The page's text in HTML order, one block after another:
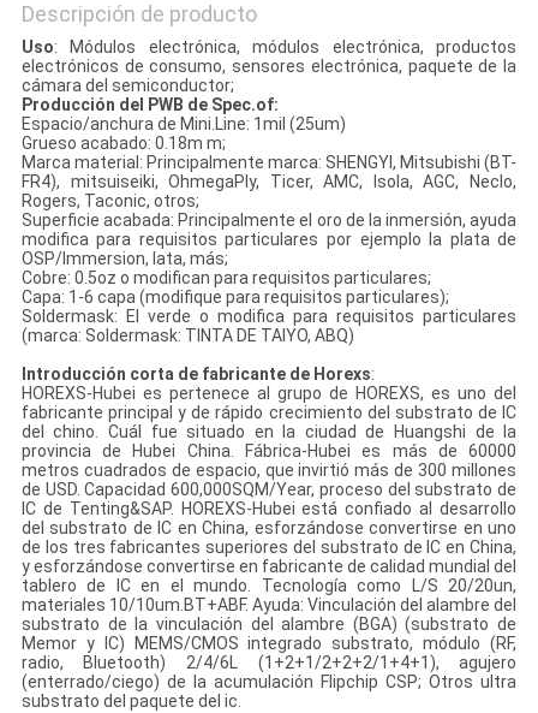
Descripción de producto
Uso: Módulos electrónica, módulos electrónica, productos
electrónicos de consumo, sensores electrónica, paquete de la
cámara del semiconductor;
Producción del PWB de Spec.of:
Espacio/anchura de Mini.Line: 1mil (25um)
Grueso acabado: 0.18m m;
Marca material: Principalmente marca: SHENGYI, Mitsubishi (BT-
FR4), mitsuiseiki, OhmegaPly, Ticer, AMC, Isola, AGC, Neclo,
Rogers, Taconic, otros;
Superficie acabada: Principalmente el oro de la inmersión, ayuda
modifica para requisitos particulares por ejemplo la plata de
OSP/Immersion, lata, más;
Cobre: 0.5oz o modifican para requisitos particulares;
Capa: 1-6 capa (modifique para requisitos particulares);
Soldermask: El verde o modifica para requisitos particulares
(marca: Soldermask: TINTA DE TAIYO, ABQ)
Introducción corta de fabricante de Horexs:
HOREXS-Hubei es pertenece al grupo de HOREXS, es uno del
fabricante principal y de rápido crecimiento del substrato de IC
del chino. Cuál fue situado en la ciudad de Huangshi de la
provincia de Hubei China. Fábrica-Hubei es más de 60000
metros cuadrados de espacio, que invirtió más de 300 millones
de USD. Capacidad 600,000SQM/Year, proceso del substrato de
IC de Tenting&SAP. HOREXS-Hubei está confiado al desarrollo
del substrato de IC en China, esforzándose convertirse en uno
de los tres fabricantes superiores del substrato de IC en China,
y esforzándose convertirse en fabricante de calidad mundial del
tablero de IC en el mundo. Tecnología como L/S 20/20un,
materiales 10/10um.BT+ABF. Ayuda: Vinculación del alambre del
substrato de la vinculación del alambre (BGA) (substrato de
Memor y IC) MEMS/CMOS integrado substrato, módulo (RF,
radio, Bluetooth) 2/4/6L (1+2+1/2+2+2/1+4+1), agujero
(enterrado/ciego) de la acumulación Flipchip CSP; Otros ultra
substrato del paquete del ic.